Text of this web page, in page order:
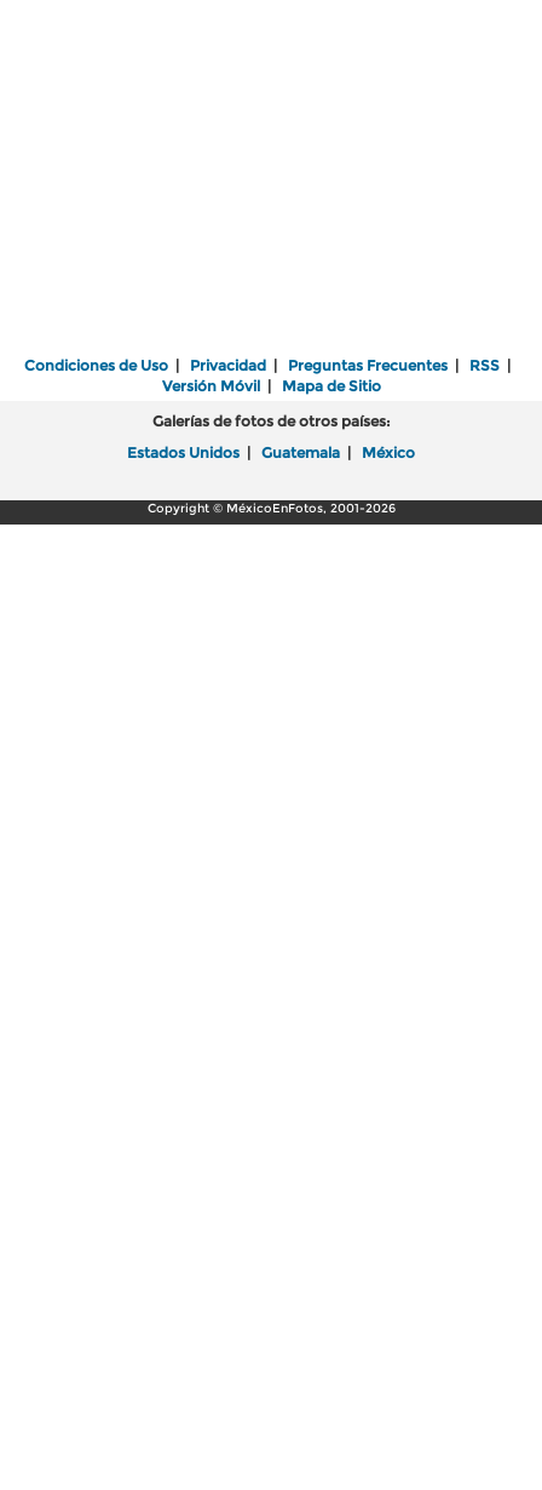
Condiciones de Uso | Privacidad | Preguntas Frecuentes | RSS |
Versión Móvil| Mapa de Sitio
Galerías de fotos de otros países:
Estados Unidos | Guatemala | México
Copyright © MéxicoEnFotos, 2001-2026